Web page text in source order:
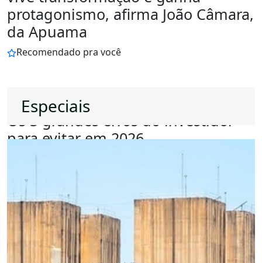
Os 3 grandes erros do investidor
para evitar em 2026
protagonismo, afirma João Câmara,
da Apuama
Recomendado pra você
Especiais